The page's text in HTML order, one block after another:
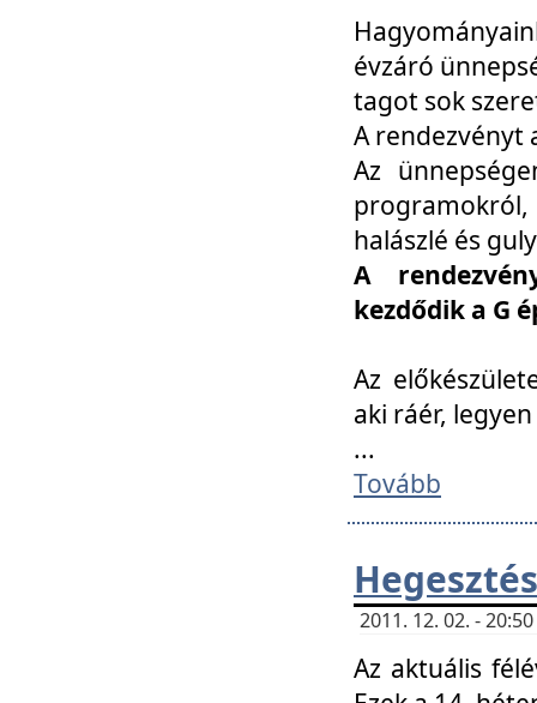
évzáró
tagot sok
A rendezvényt
Az
halászlé és
A
kezdődik a G
Az
aki ráér,
...
Tovább
2011. 12. 02. -
Az aktuális